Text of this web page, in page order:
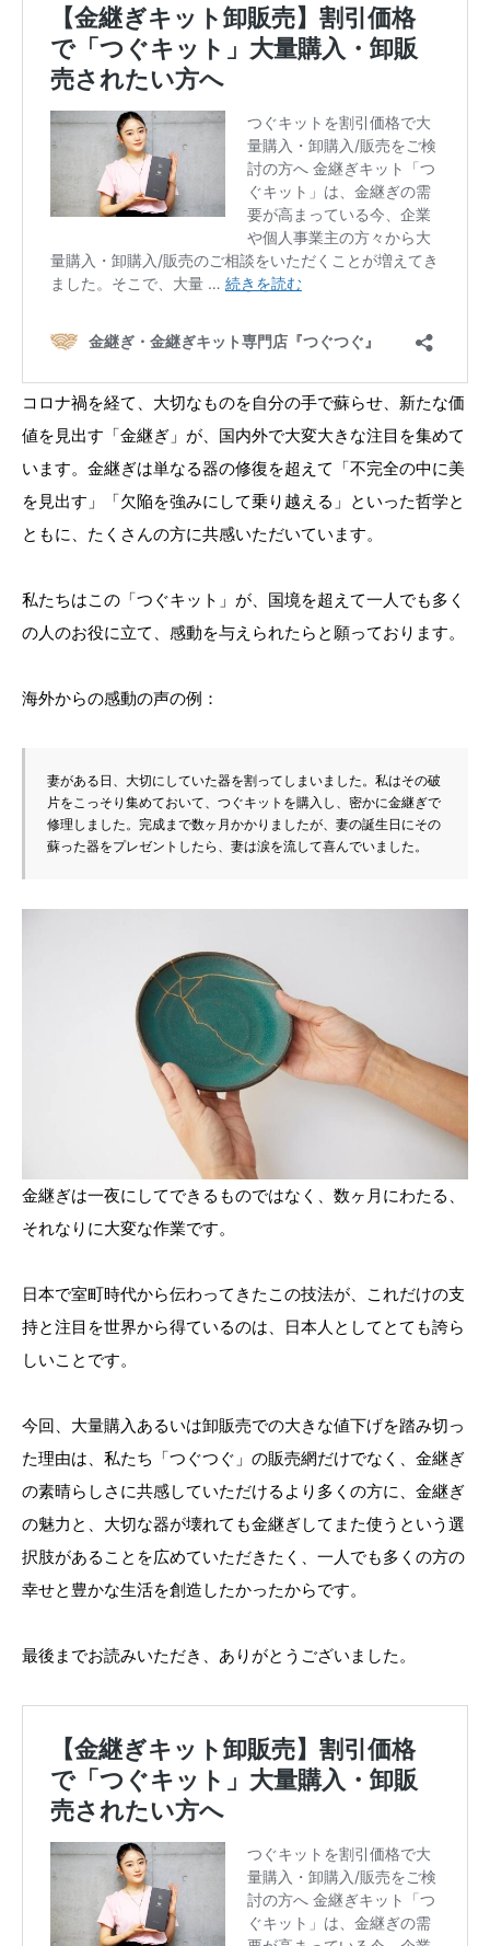
コロナ禍を経て、大切なものを自分の手で蘇らせ、新たな価
値を見出す「金継ぎ」が、国内外で大変大きな注目を集めて
います。金継ぎは単なる器の修復を超えて「不完全の中に美
を見出す」「欠陥を強みにして乗り越える」といった哲学と
ともに、たくさんの方に共感いただいています。
私たちはこの「つぐキット」が、国境を超えて一人でも多く
の人のお役に立て、感動を与えられたらと願っております。
海外からの感動の声の例：
妻がある日、大切にしていた器を割ってしまいました。私はその破
片をこっそり集めておいて、つぐキットを購入し、密かに金継ぎで
修理しました。完成まで数ヶ月かかりましたが、妻の誕生日にその
蘇った器をプレゼントしたら、妻は涙を流して喜んでいました。
金継ぎは一夜にしてできるものではなく、数ヶ月にわたる、
それなりに大変な作業です。
日本で室町時代から伝わってきたこの技法が、これだけの支
持と注目を世界から得ているのは、日本人としてとても誇ら
しいことです。
今回、大量購入あるいは卸販売での大きな値下げを踏み切っ
た理由は、私たち「つぐつぐ」の販売網だけでなく、金継ぎ
の素晴らしさに共感していただけるより多くの方に、金継ぎ
の魅力と、大切な器が壊れても金継ぎしてまた使うという選
択肢があることを広めていただきたく、一人でも多くの方の
幸せと豊かな生活を創造したかったからです。
最後までお読みいただき、ありがとうございました。